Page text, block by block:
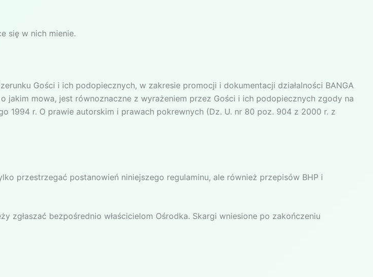
się w nich mienie.
Gości i ich podopiecznych, w zakresie promocji i dokumentacji działalności BANGA
jakim mowa, jest równoznaczne z wyrażeniem przez Gości i ich podopiecznych zgody na
1994 r. O prawie autorskim i prawach pokrewnych (Dz. U. nr 80 poz. 904 z 2000 r. z
przestrzegać postanowień niniejszego regulaminu, ale również przepisów BHP i
zgłaszać bezpośrednio właścicielom Ośrodka. Skargi wniesione po zakończeniu